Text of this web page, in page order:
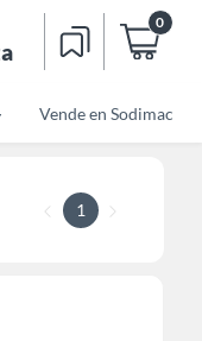
0
Vende en Sodimac
1